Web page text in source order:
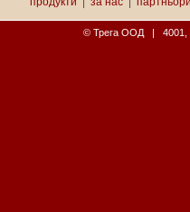
© Трега ООД | 4001,